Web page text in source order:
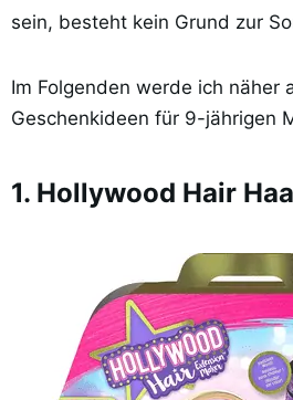
sein, besteht kein Grund zur
Im Folgenden werde ich näher
Geschenkideen für 9-jährigen
1. Hollywood Hair